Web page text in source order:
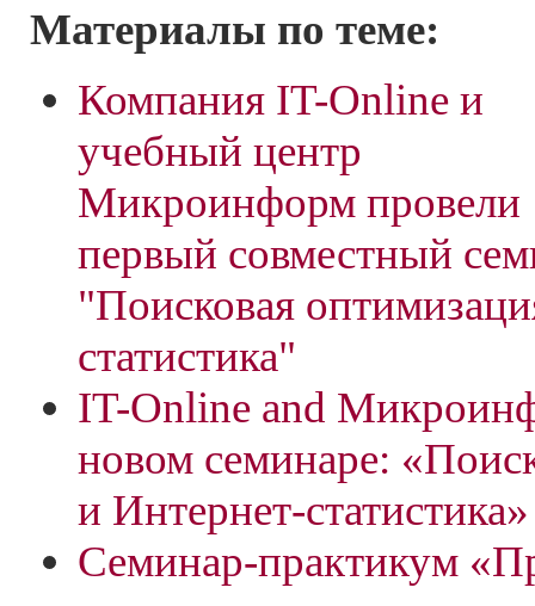
Материалы по теме:
Компания IT-Online и
учебный центр
Микроинформ провели
первый совместный
"Поисковая
статистика"
IT-Online and
новом семинаре:
и Интернет-статистика»
Семинар-практикум